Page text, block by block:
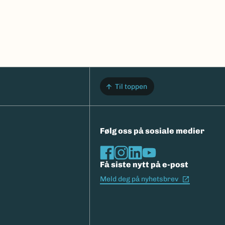
Til toppen
Følg oss på sosiale medier
Få siste nytt på e-post
Meld deg på nyhetsbrev